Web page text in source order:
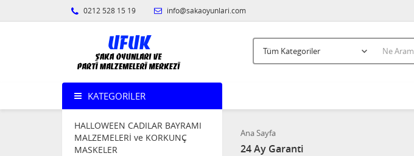
0212 528 15 19 info@sakaoyunlari.com
KATEGORILER
HALLOWEEN CADILAR BAYRAMI
MALZEMELERİ ve KORKUNÇ
MASKELER
Ana Sayfa
24 Ay Garanti